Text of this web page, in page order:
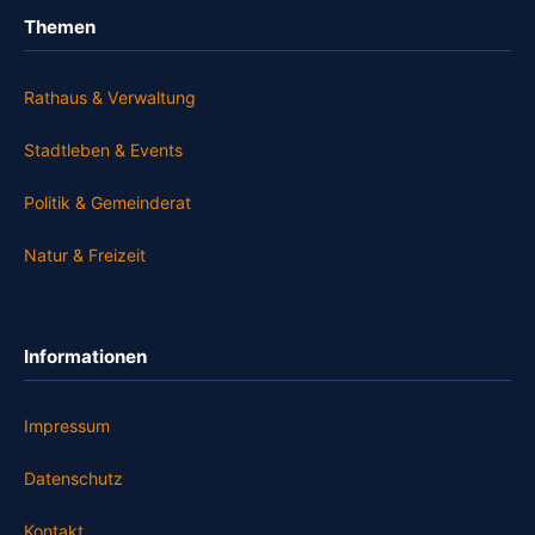
Themen
Rathaus & Verwaltung
Stadtleben & Events
Politik & Gemeinderat
Natur & Freizeit
Informationen
Impressum
Datenschutz